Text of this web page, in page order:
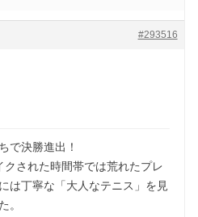
#293516
で決勝進出！
された時間帯では荒れたプレ
は丁寧な「大人なテニス」を見
。